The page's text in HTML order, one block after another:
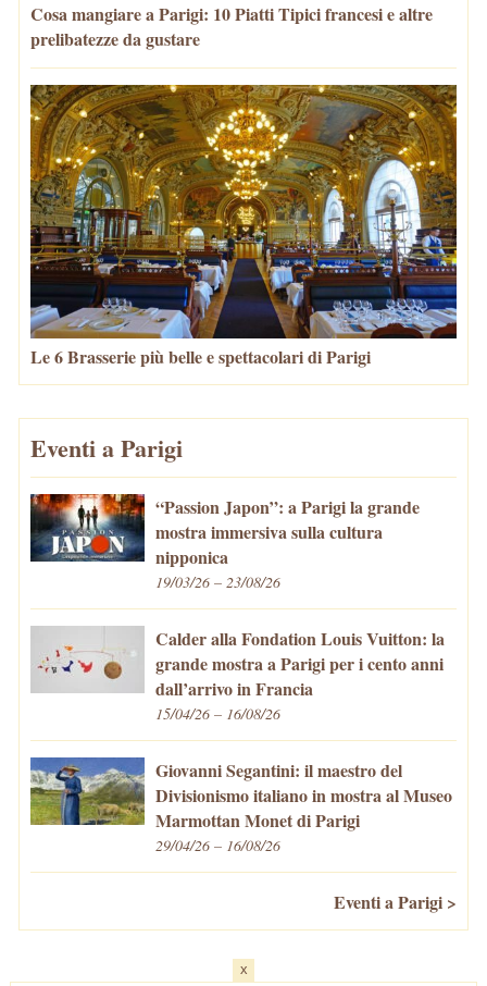
Cosa mangiare a Parigi: 10 Piatti Tipici francesi e altre
prelibatezze da gustare
Le 6 Brasserie più belle e spettacolari di Parigi
Eventi a Parigi
“Passion Japon”: a Parigi la grande
mostra immersiva sulla cultura
nipponica
19/03/26 – 23/08/26
Calder alla Fondation Louis Vuitton: la
grande mostra a Parigi per i cento anni
dall’arrivo in Francia
15/04/26 – 16/08/26
Giovanni Segantini: il maestro del
Divisionismo italiano in mostra al Museo
Marmottan Monet di Parigi
29/04/26 – 16/08/26
Eventi a Parigi >
x